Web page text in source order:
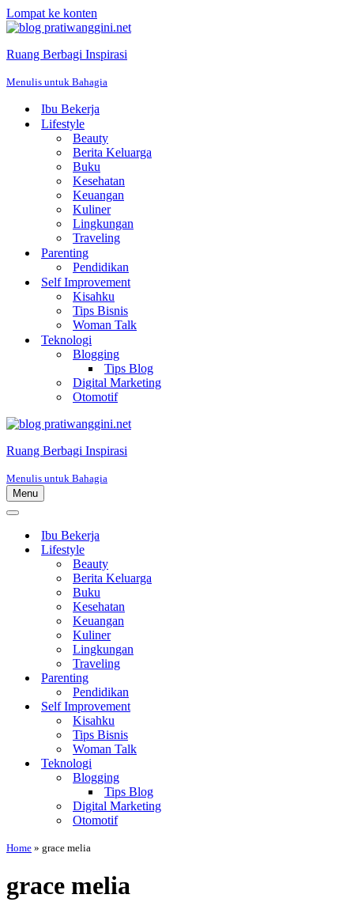
Lompat ke konten
Ruang Berbagi Inspirasi
Menulis untuk Bahagia
Ibu Bekerja
Lifestyle
Beauty
Berita Keluarga
Buku
Kesehatan
Keuangan
Kuliner
Lingkungan
Traveling
Parenting
Pendidikan
Self Improvement
Kisahku
Tips Bisnis
Woman Talk
Teknologi
Blogging
Tips Blog
Digital Marketing
Otomotif
Ruang Berbagi Inspirasi
Menulis untuk Bahagia
Menu
Menu
Menu
NavigasiIbu Bekerja
Lifestyle
Beauty
Berita Keluarga
Buku
Kesehatan
Keuangan
Kuliner
Lingkungan
Traveling
Parenting
Pendidikan
Self Improvement
Kisahku
Tips Bisnis
Woman Talk
Teknologi
Blogging
Tips Blog
Digital Marketing
Otomotif
Home » grace melia
grace melia